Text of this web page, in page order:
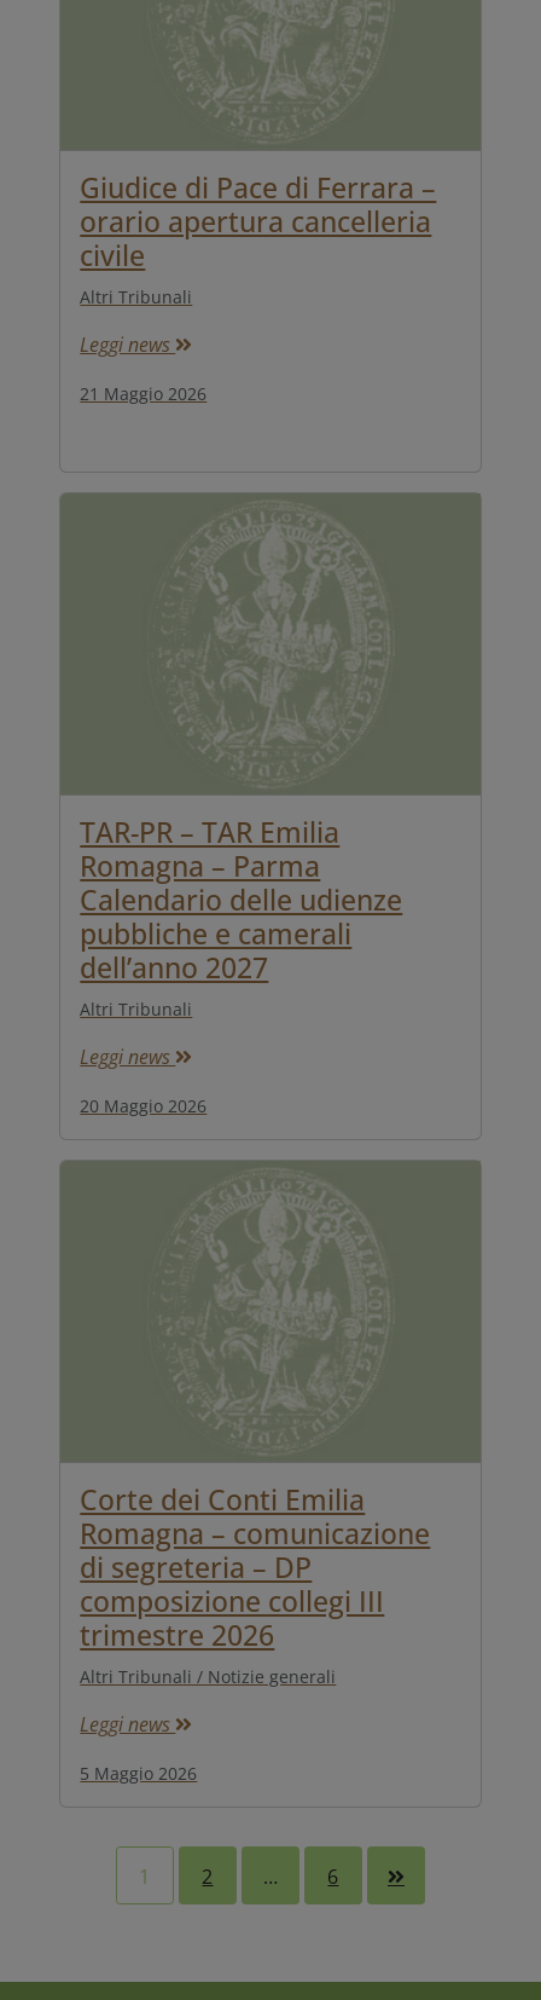
Giudice di Pace di Ferrara –
orario apertura cancelleria
civile
Altri Tribunali
Leggi news
21 Maggio 2026
TAR-PR – TAR Emilia
Romagna – Parma
Calendario delle udienze
pubbliche e camerali
dell’anno 2027
Altri Tribunali
Leggi news
20 Maggio 2026
Corte dei Conti Emilia
Romagna – comunicazione
di segreteria – DP
composizione collegi III
trimestre 2026
Altri Tribunali / Notizie generali
Leggi news
5 Maggio 2026
1 2 … 6 